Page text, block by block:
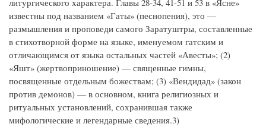
литургического характера. Главы 28-34, 41-51 и 53 в «Ясне»
известны под названием «Гаты» (песнопения), это —
размышления и проповеди самого Заратуштры, составленные
в стихотворной форме на языке, именуемом гатским и
отличающимся от языка остальных частей «Авесты»; (2)
«Яшт» (жертвоприношение) — священные гимны,
посвященные отдельным божествам; (3) «Вендидад» (закон
против демонов) — в основном, книга религиозных и
ритуальных установлений, сохранившая также
мифологические и легендарные сведения.3)